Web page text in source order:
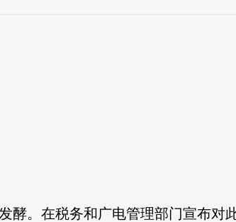
。在税务和广电管理部门宣布对